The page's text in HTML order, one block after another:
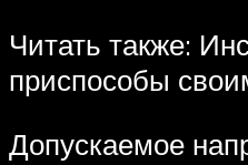
Читать также:
приспособы
Допускаемое